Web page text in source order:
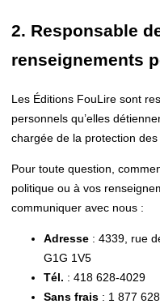
2. Responsable
renseignements
Les Éditions FouLire sont
personnels qu’elles
chargée de la protection
Pour toute question,
politique ou à vos
communiquer avec nous :
Adresse : 4339, rue
G1G 1V5
Tél. : 418 628-4029
Sans frais : 1 877